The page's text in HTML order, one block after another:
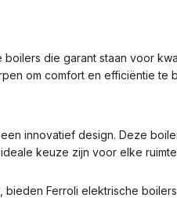
die garant staan voor
om comfort en efficiëntie te
innovatief design. Deze
keuze zijn voor elke
Ferroli elektrische